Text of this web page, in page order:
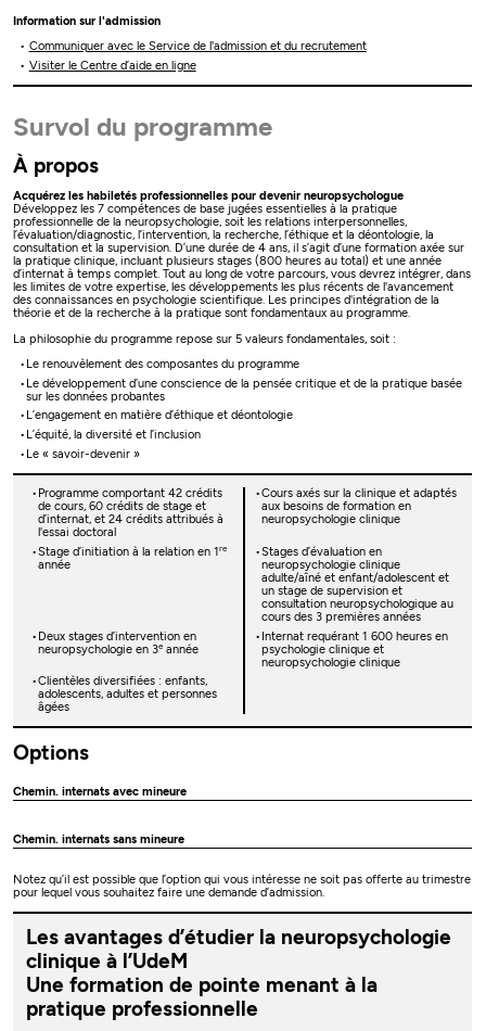
Information sur l'admission
Communiquer avec le Service de l'admission et du recrutement
Visiter le Centre d’aide en ligne
Survol du programme
À propos
Acquérez les habiletés professionnelles pour devenir neuropsychologue
Développez les 7 compétences de base jugées essentielles à la pratique
professionnelle de la neuropsychologie, soit les relations interpersonnelles,
l’évaluation/diagnostic, l’intervention, la recherche, l’éthique et la déontologie, la
consultation et la supervision. D’une durée de 4 ans, il s’agit d’une formation axée sur
la pratique clinique, incluant plusieurs stages (800 heures au total) et une année
d’internat à temps complet. Tout au long de votre parcours, vous devrez intégrer, dans
les limites de votre expertise, les développements les plus récents de l'avancement
des connaissances en psychologie scientifique. Les principes d'intégration de la
théorie et de la recherche à la pratique sont fondamentaux au programme.
La philosophie du programme repose sur 5 valeurs fondamentales, soit :
Le renouvèlement des composantes du programme
Le développement d’une conscience de la pensée critique et de la pratique basée
sur les données probantes
L’engagement en matière d’éthique et déontologie
L’équité, la diversité et l’inclusion
Le « savoir-devenir »
Programme comportant 42 crédits
de cours, 60 crédits de stage et
d’internat, et 24 crédits attribués à
l'essai doctoral
Cours axés sur la clinique et adaptés
aux besoins de formation en
neuropsychologie clinique
Stage d’initiation à la relation en 1re
année
Stages d’évaluation en
neuropsychologie clinique
adulte/aîné et enfant/adolescent et
un stage de supervision et
consultation neuropsychologique au
cours des 3 premières années
Deux stages d’intervention en
neuropsychologie en 3eannée
Internat requérant 1 600 heures en
psychologie clinique et
neuropsychologie clinique
Clientèles diversifiées : enfants,
adolescents, adultes et personnes
âgées
Options
Chemin. internats avec mineure
Chemin. internats sans mineure
Notez qu’il est possible que l’option qui vous intéresse ne soit pas offerte au trimestre
pour lequel vous souhaitez faire une demande d’admission.
Les avantages d’étudier la neuropsychologie
clinique à l’UdeM
Une formation de pointe menant à la
pratique professionnelle